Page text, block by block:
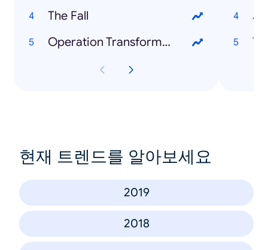
The Fall
Operation Transformation
현재 트렌드를 알아보세요
2019
2018